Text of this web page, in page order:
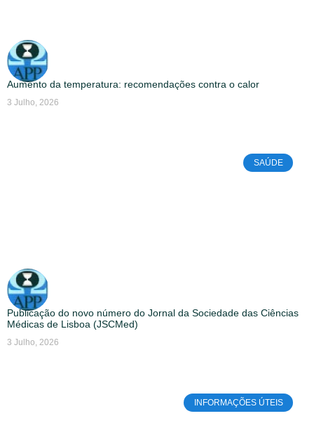
Aumento da temperatura: recomendações contra o calor
3 Julho, 2026
SAÚDE
Publicação do novo número do Jornal da Sociedade das Ciências
Médicas de Lisboa (JSCMed)
3 Julho, 2026
INFORMAÇÕES ÚTEIS